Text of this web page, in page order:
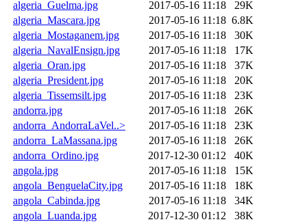
algeria_Guelma.jpg
2017-05-16 11:18
29K
algeria_Mascara.jpg
2017-05-16 11:18 6.8K
algeria_Mostaganem.jpg
2017-05-16 11:18
30K
algeria_NavalEnsign.jpg
2017-05-16 11:18
17K
algeria_Oran.jpg
2017-05-16 11:18
37K
algeria_President.jpg
2017-05-16 11:18
20K
algeria_Tissemsilt.jpg
2017-05-16 11:18
23K
andorra.jpg
2017-05-16 11:18
26K
andorra_AndorraLaVel..>
2017-05-16 11:18
23K
andorra_LaMassana.jpg
2017-05-16 11:18
26K
andorra_Ordino.jpg
2017-12-30 01:12
40K
angola.jpg
2017-05-16 11:18
15K
angola_BenguelaCity.jpg
2017-05-16 11:18
18K
angola_Cabinda.jpg
2017-05-16 11:18
34K
angola_Luanda.jpg
2017-12-30 01:12
38K